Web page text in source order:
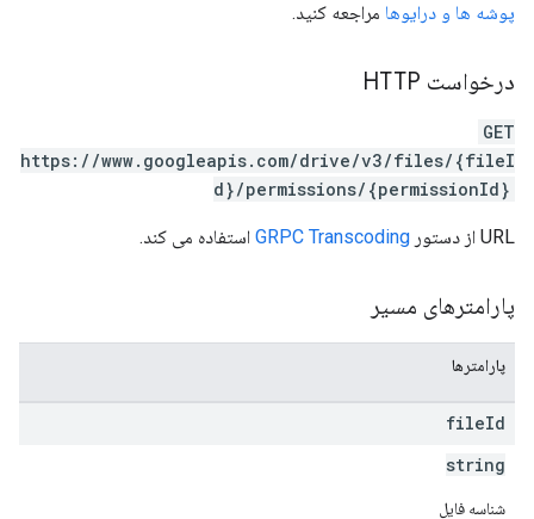
پوشه ها و درایوها مراجعه کنید.
درخواست HTTP
GET
https://www.googleapis.com/drive/v3/files/{fileI
d}/permissions/{permissionId}
URL از دستور GRPC Transcoding استفاده می کند.
پارامترهای مسیر
پارامترها
fileId
string
شناسه فایل